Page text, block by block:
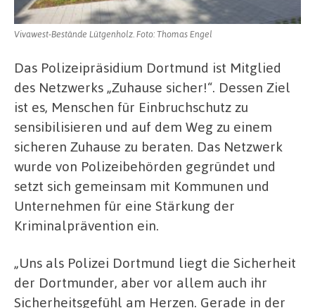
Vivawest-Bestände Lütgenholz. Foto: Thomas Engel
Das Polizeipräsidium Dortmund ist Mitglied
des Netzwerks „Zuhause sicher!“. Dessen Ziel
ist es, Menschen für Einbruchschutz zu
sensibilisieren und auf dem Weg zu einem
sicheren Zuhause zu beraten. Das Netzwerk
wurde von Polizeibehörden gegründet und
setzt sich gemeinsam mit Kommunen und
Unternehmen für eine Stärkung der
Kriminalprävention ein.
„Uns als Polizei Dortmund liegt die Sicherheit
der Dortmunder, aber vor allem auch ihr
Sicherheitsgefühl am Herzen. Gerade in der